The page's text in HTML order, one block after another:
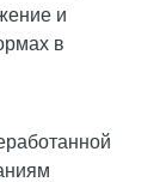
и
в